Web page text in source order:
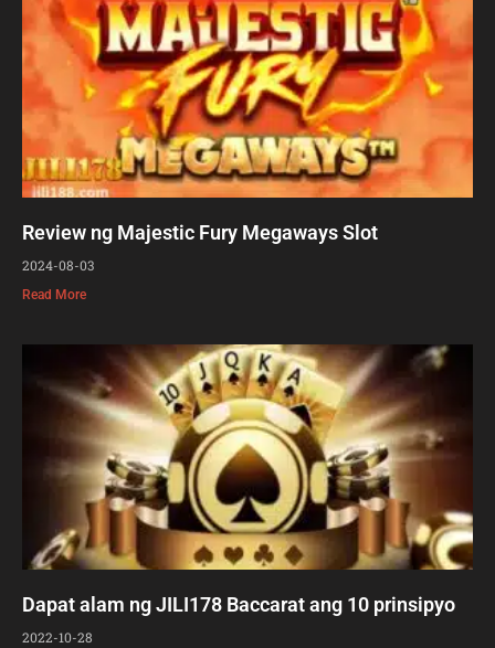
Review ng Majestic Fury Megaways Slot
2024-08-03
Read More
Dapat alam ng JILI178 Baccarat ang 10 prinsipyo
2022-10-28